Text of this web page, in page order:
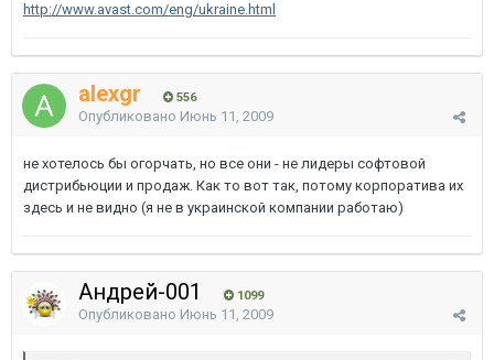
http://www.avast.com/eng/ukraine.html
alexgr 556
Опубликовано Июнь 11, 2009
не хотелось бы огорчать, но все они - не лидеры софтовой
дистрибьюции и продаж. Как то вот так, потому корпоратива их
здесь и не видно (я не в украинской компании работаю)
Андрей-001 1099
Опубликовано Июнь 11, 2009